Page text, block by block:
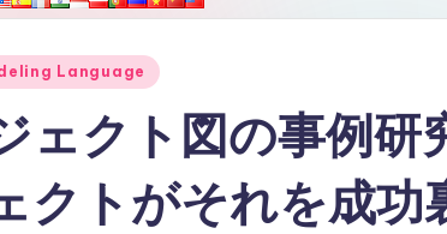
Language
ェクト図の事例研
クトがそれを成功